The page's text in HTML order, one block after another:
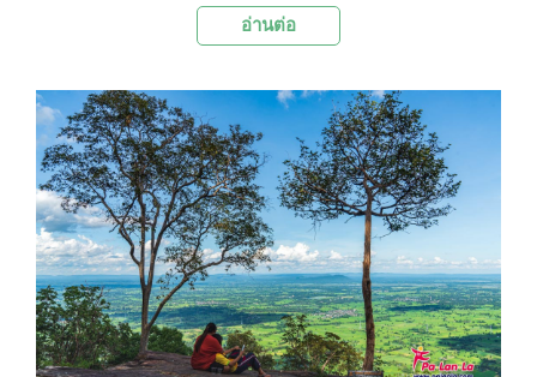
พลาดไปด้วยประการทั้งปวง โดยบนยอดเจดีย์สามารถมองเห็นวิวของบึงแก่น
นครและเมืองขอนแก่นได้อย่างชัดเจน
อ่านต่อ